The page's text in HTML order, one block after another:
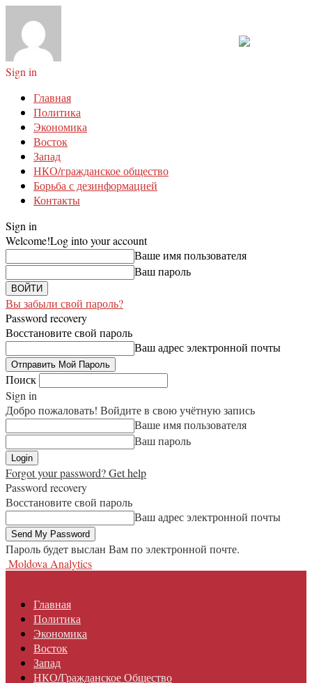
Sign in
Главная
Политика
Экономика
Восток
Запад
НКО/гражданское общество
Борьба с дезинформацией
Контакты
Sign in
Welcome!Log into your account
Ваше имя пользователя
Ваш пароль
Вы забыли свой пароль?
Password recovery
Восстановите свой пароль
Ваш адрес электронной почты
Поиск
Sign in
Добро пожаловать! Войдите в свою учётную запись
Ваше имя пользователя
Ваш пароль
Forgot your password? Get help
Password recovery
Восстановите свой пароль
Ваш адрес электронной почты
Пароль будет выслан Вам по электронной почте.
Moldova Analytics
Главная
Политика
Экономика
Восток
Запад
НКО/гражданское Общество